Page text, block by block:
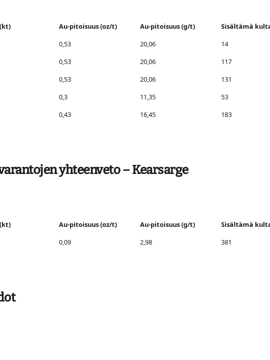
Au-pitoisuus (oz/t) Au-pitoisuus (g/t) Sisältämä
0,53 20,06 14
0,53 20,06 117
0,53 20,06 131
0,3 11,35 53
0,43 16,45 183
yhteenveto – Kearsarge
Au-pitoisuus (oz/t) Au-pitoisuus (g/t) Sisältämä
0,09 2,98 381